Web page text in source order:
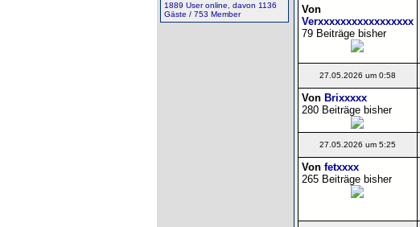
1889 User online, davon 1136
Gäste / 753 Member
Von
Verxxxxxxxxxxxxxxxxx
79 Beiträge bisher
27.05.2026 um 0:58
Von Brixxxxx
280 Beiträge bisher
27.05.2026 um 5:25
Von fetxxxx
265 Beiträge bisher